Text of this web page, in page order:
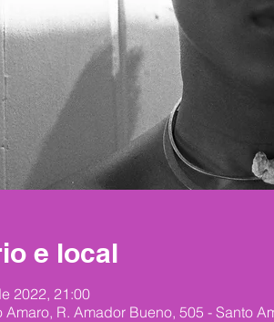
e local
2022, 21:00
Amaro, R. Amador Bueno, 505 - Santo